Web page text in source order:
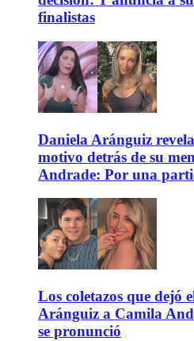
finalistas
Daniela Aránguiz
motivo detrás de su
Andrade: Por una
Los coletazos que dejó
Aránguiz a Camila
se pronunció